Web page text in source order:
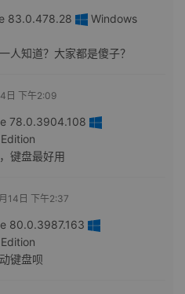
83.0.478.28
Windows
人知道？大家都是傻子？
日 下午2:09
78.0.3904.108
键盘最好用
14日 下午2:37
80.0.3987.163
键盘呗